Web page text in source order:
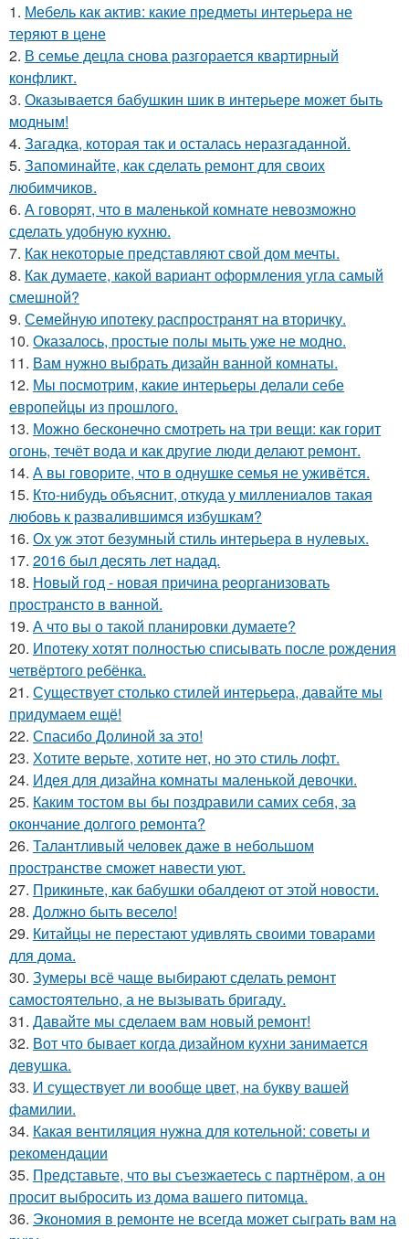
1. Мебель как актив: какие предметы интерьера не
теряют в цене
2. В семье децла снова разгорается квартирный
конфликт.
3. Оказывается бабушкин шик в интерьере может быть
модным!
4. Загадка, которая так и осталась неразгаданной.
5. Запоминайте, как сделать ремонт для своих
любимчиков.
6. А говорят, что в маленькой комнате невозможно
сделать удобную кухню.
7. Как некоторые представляют свой дом мечты.
8. Как думаете, какой вариант оформления угла самый
смешной?
9. Семейную ипотеку распространят на вторичку.
10. Оказалось, простые полы мыть уже не модно.
11. Вам нужно выбрать дизайн ванной комнаты.
12. Мы посмотрим, какие интерьеры делали себе
европейцы из прошлого.
13. Можно бесконечно смотреть на три вещи: как горит
огонь, течёт вода и как другие люди делают ремонт.
14. А вы говорите, что в однушке семья не уживётся.
15. Кто-нибудь объяснит, откуда у миллениалов такая
любовь к развалившимся избушкам?
16. Ох уж этот безумный стиль интерьера в нулевых.
17. 2016 был десять лет надад.
18. Новый год - новая причина реорганизовать
пространсто в ванной.
19. А что вы о такой планировки думаете?
20. Ипотеку хотят полностью списывать после рождения
четвёртого ребёнка.
21. Существует столько стилей интерьера, давайте мы
придумаем ещё!
22. Спасибо Долиной за это!
23. Хотите верьте, хотите нет, но это стиль лофт.
24. Идея для дизайна комнаты маленькой девочки.
25. Каким тостом вы бы поздравили самих себя, за
окончание долгого ремонта?
26. Талантливый человек даже в небольшом
пространстве сможет навести уют.
27. Прикиньте, как бабушки обалдеют от этой новости.
28. Должно быть весело!
29. Китайцы не перестают удивлять своими товарами
для дома.
30. Зумеры всё чаще выбирают сделать ремонт
самостоятельно, а не вызывать бригаду.
31. Давайте мы сделаем вам новый ремонт!
32. Вот что бывает когда дизайном кухни занимается
девушка.
33. И существует ли вообще цвет, на букву вашей
фамилии.
34. Какая вентиляция нужна для котельной: советы и
рекомендации
35. Представьте, что вы съезжаетесь с партнёром, а он
просит выбросить из дома вашего питомца.
36. Экономия в ремонте не всегда может сыграть вам на